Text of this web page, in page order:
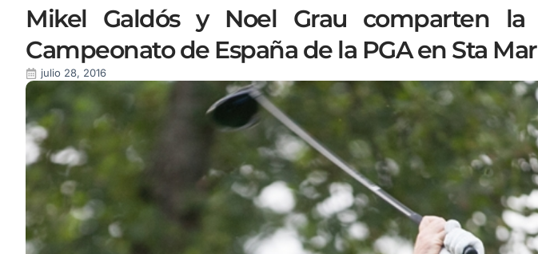
Mikel Galdós y Noel Grau comparten
Campeonato de España de la PGA en Sta
julio 28, 2016